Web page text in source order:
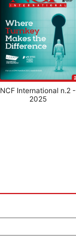
NCF International n.2 -
2025